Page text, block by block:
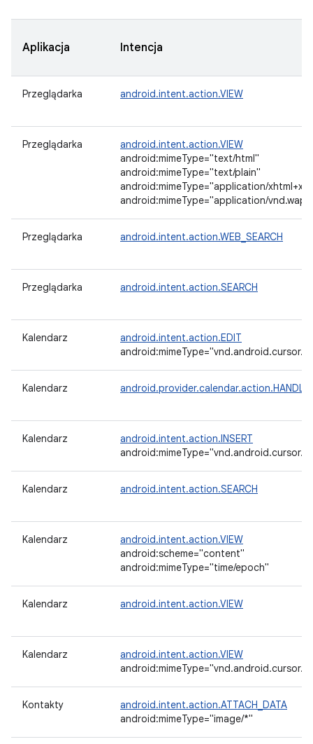
Aplikacja Intencja
Przeglądarka android.intent.action.VIEW
Przeglądarka
android.intent.action.VIEW
android:mimeType="text/html"
android:mimeType="text/plain"
android:mimeType="application/
android:mimeType="application/
Przeglądarka android.intent.action.WEB_SEARCH
Przeglądarka android.intent.action.SEARCH
Kalendarz
android.intent.action.EDIT
Kalendarz
Kalendarz
android.intent.action.INSERT
Kalendarz android.intent.action.SEARCH
Kalendarz
android.intent.action.VIEW
android:scheme="content"
android:mimeType="time/epoch"
Kalendarz android.intent.action.VIEW
Kalendarz
android.intent.action.VIEW
Kontakty
android.intent.action.ATTACH_DATA
android:mimeType="image/*"